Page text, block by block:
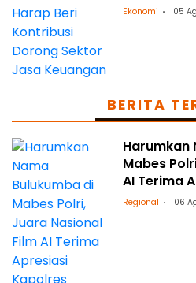
Ekonomi 05
BERITA
Harumkan
Mabes
AI Terima
Regional 06